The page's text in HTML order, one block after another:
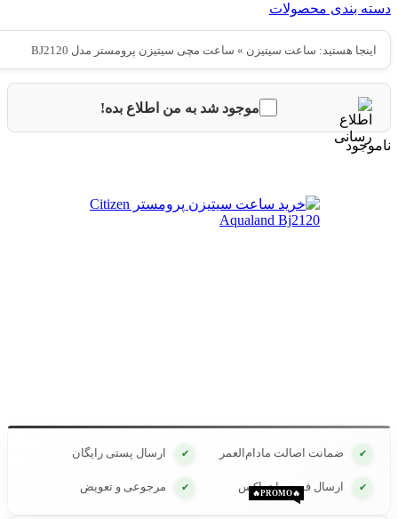
🔥PROMO🔥
دسته بندی محصولات
اینجا هستید: ساعت سیتیزن » ساعت مچی سیتیزن پرومستر مدل BJ2120
موجود شد به من اطلاع بده!
ناموجود
✔ ضمانت اصالت مادام‌العمر ✔ ارسال پستی رایگان
✔ ارسال فوری با تیپاکس ✔ مرجوعی و تعویض
🔥PROMO🔥